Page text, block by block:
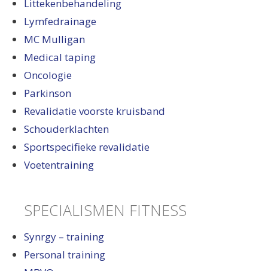
Littekenbehandeling
Lymfedrainage
MC Mulligan
Medical taping
Oncologie
Parkinson
Revalidatie voorste kruisband
Schouderklachten
Sportspecifieke revalidatie
Voetentraining
SPECIALISMEN FITNESS
Synrgy – training
Personal training